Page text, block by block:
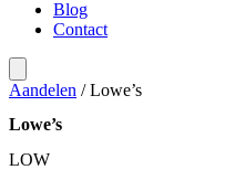
Blog
Contact
Aandelen / Lowe’s
Lowe’s
LOW